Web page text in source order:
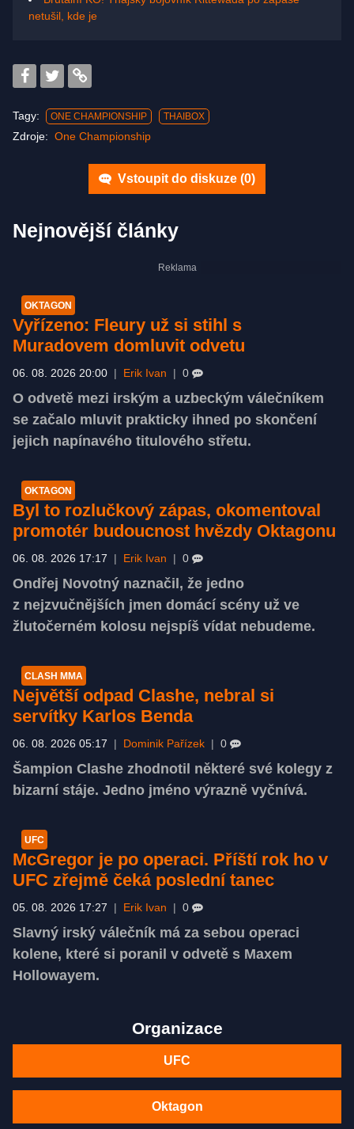
netušil, kde je
Tagy: ONE CHAMPIONSHIP THAIBOX
Zdroje: One Championship
Vstoupit do diskuze (0)
Nejnovější články
OKTAGON
Vyřízeno: Fleury už si stihl s
Muradovem domluvit odvetu
06. 08. 2026 20:00 Erik Ivan 0
O odvetě mezi irským a uzbeckým válečníkem
se začalo mluvit prakticky ihned po skončení
jejich napínavého titulového střetu.
OKTAGON
Byl to rozlučkový zápas, okomentoval
promotér budoucnost hvězdy Oktagonu
06. 08. 2026 17:17 Erik Ivan 0
Ondřej Novotný naznačil, že jedno
z nejzvučnějších jmen domácí scény už ve
žlutočerném kolosu nejspíš vídat nebudeme.
CLASH MMA
Největší odpad Clashe, nebral si
servítky Karlos Benda
06. 08. 2026 05:17 Dominik Pařízek 0
Šampion Clashe zhodnotil některé své kolegy z
bizarní stáje. Jedno jméno výrazně vyčnívá.
UFC
McGregor je po operaci. Příští rok ho v
UFC zřejmě čeká poslední tanec
05. 08. 2026 17:27 Erik Ivan 0
Slavný irský válečník má za sebou operaci
kolene, které si poranil v odvetě s Maxem
Hollowayem.
Organizace
UFC
Oktagon